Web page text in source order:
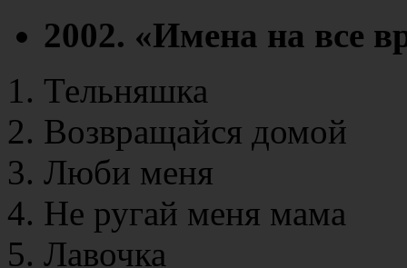
2002. «Имена на все
Тельняшка
Возвращайся домой
Люби меня
Не ругай меня мама
Лавочка